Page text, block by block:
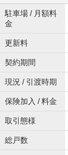
駐車場 / 月額料
金
更新料
契約期間
現況 / 引渡時期
保険加入 / 料金
取引態様
総戸数